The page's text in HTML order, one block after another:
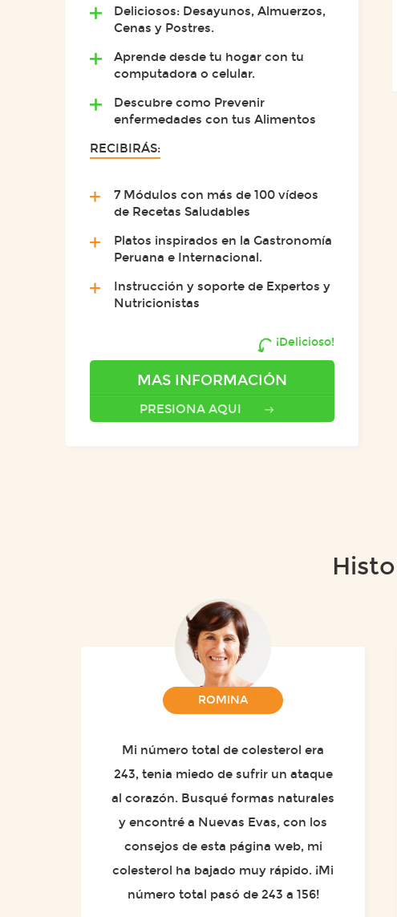
Deliciosos: Desayunos, Almuerzos,
Cenas y Postres.
Aprende desde tu hogar con tu
computadora o celular.
Descubre como Prevenir
enfermedades con tus Alimentos
RECIBIRÁS:
7 Módulos con más de 100 vídeos
de Recetas Saludables
Platos inspirados en la Gastronomía
Peruana e Internacional.
Instrucción y soporte de Expertos y
Nutricionistas
¡Delicioso!
MAS INFORMACIÓN
PRESIONA AQUI
ROMINA
Mi número total de colesterol era
243, tenia miedo de sufrir un ataque
al corazón. Busqué formas naturales
y encontré a Nuevas Evas, con los
consejos de esta página web, mi
colesterol ha bajado muy rápido. ¡Mi
número total pasó de 243 a 156!